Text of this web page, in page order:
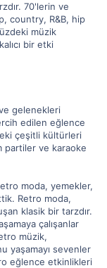
70'lerin ve
country, R&B, hip
müzik
bir etki
gelenekleri
edilen eğlence
çeşitli kültürleri
partiler ve karaoke
moda, yemekler,
Retro moda,
klasik bir tarzdır.
çalışanlar
müzik,
yaşamayı sevenler
eğlence etkinlikleri